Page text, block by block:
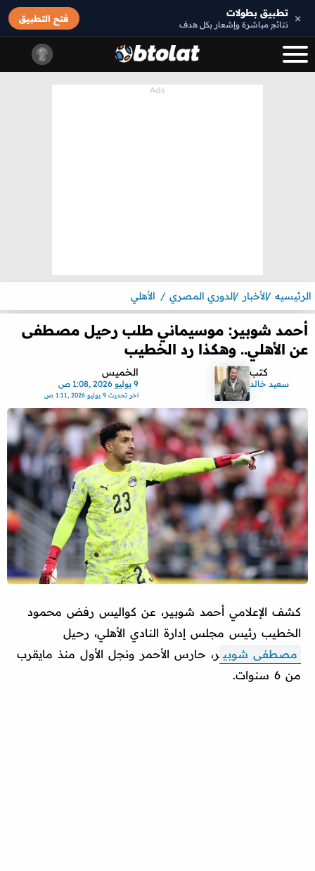
× تطبيق بطولات
نتائج مباشرة وإشعار بكل هدف
فتح التطبيق
الرئيسيه الأخبار الدوري المصري الأهلي
أحمد شوبير: موسيماني طلب رحيل مصطفى
عن الأهلي.. وهكذا رد الخطيب
كتب
سعيد خالد
الخميس
9 يوليو 2026 ,1:08 ص
اخر تحديث9 يوليو 2026 ,1:11 ص
كشف الإعلامي أحمد شوبير، عن كواليس رفض محمود
الخطيب رئيس مجلس إدارة النادي الأهلي، رحيل
مصطفى شوبي ر، حارس الأحمر ونجل الأول منذ مايقرب
من 6 سنوات.